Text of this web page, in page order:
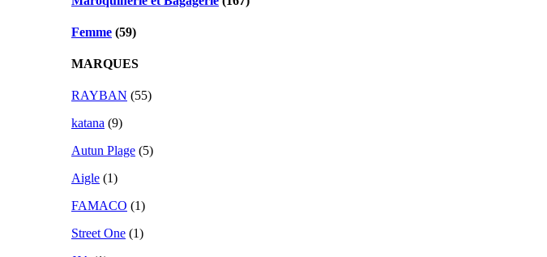
Femme (59)
MARQUES
RAYBAN (55)
katana (9)
Autun Plage (5)
Aigle (1)
FAMACO (1)
Street One (1)